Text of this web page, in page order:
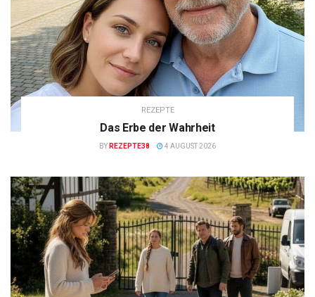
REZEPTE
Das Erbe der Wahrheit
BY REZEPTE38 4 AUGUST 2026